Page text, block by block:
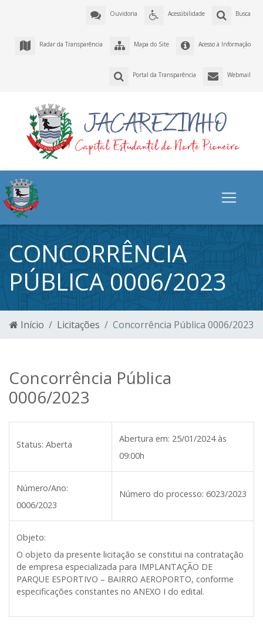
Busca
Acessibilidade
Ouvidoria
Acesso à Informação
Mapa do Site
Radar da Transparência
Webmail
Portal da Transparência
CONCORRÊNCIA
PÚBLICA 0006/2023
Início Licitações Concorrência Pública 0006/2023
Concorrência Pública
0006/2023
Status: Aberta
Abertura em: 25/01/2024 às
09:00h
Número/Ano:
0006/2023
Número do processo: 6023/2023
Objeto:
O objeto da presente licitação se constitui na contratação
de empresa especializada para IMPLANTAÇÃO DE
PARQUE ESPORTIVO – BAIRRO AEROPORTO, conforme
especificações constantes no ANEXO I do edital.